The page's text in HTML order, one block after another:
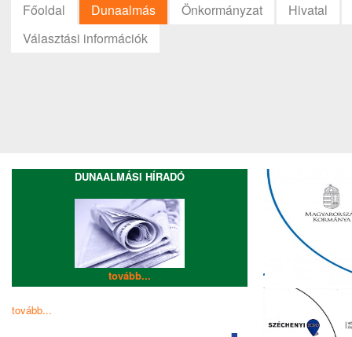
Főoldal Dunaalmás Önkormányzat
Hivatal
Választási információk
DUNAALMÁSI HÍRADÓ
tovább...
tovább...